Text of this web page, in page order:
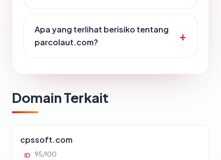
Apa yang terlihat berisiko tentang
parcolaut.com?
Domain Terkait
cpssoft.com
ID 95/100